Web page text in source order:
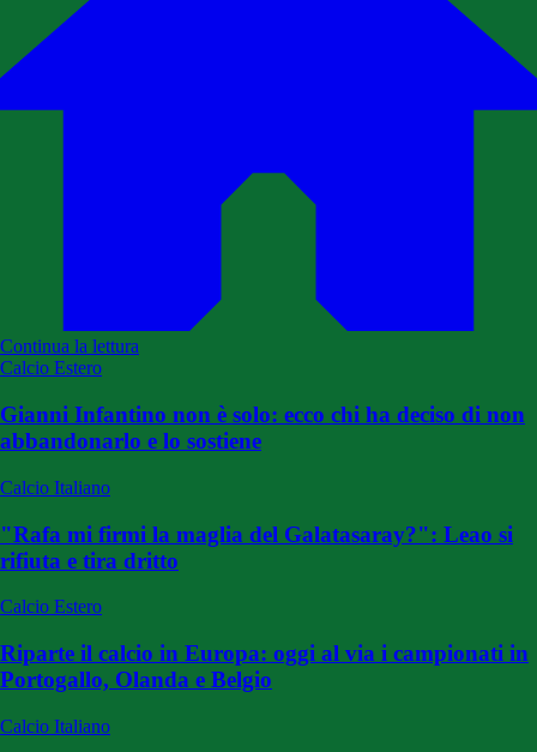
Continua la lettura
Calcio Estero
Gianni Infantino non è solo: ecco chi ha deciso di non
abbandonarlo e lo sostiene
Calcio Italiano
"Rafa mi firmi la maglia del Galatasaray?": Leao si
rifiuta e tira dritto
Calcio Estero
Riparte il calcio in Europa: oggi al via i campionati in
Portogallo, Olanda e Belgio
Calcio Italiano